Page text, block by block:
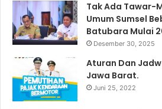
Tak Ada Tawar-
Umum Sumsel
Batubara Mulai
Desember 30, 2025
Aturan Dan
Jawa Barat.
Juni 25, 2022